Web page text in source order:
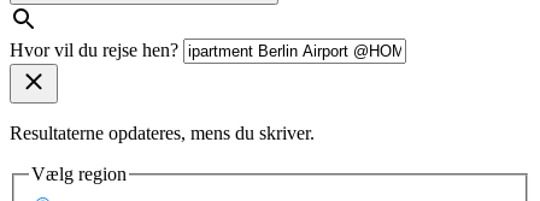
Hvor vil du rejse hen?
Resultaterne opdateres, mens du skriver.
Vælg region